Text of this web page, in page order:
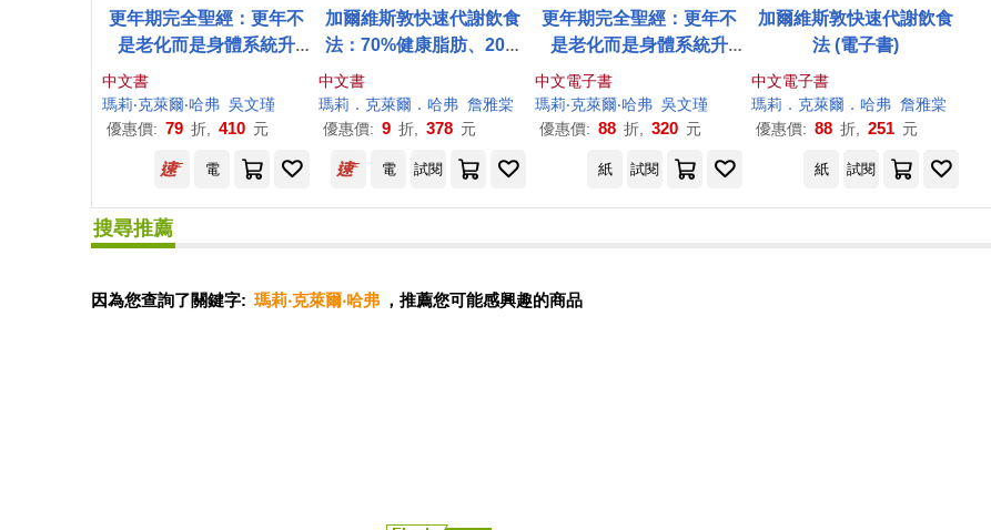
更年期完全聖經：更年不
是老化而是身體系統升
級，從前期到後期都能接
住妳的身心照護指南
中文書
瑪莉‧克萊爾‧哈弗 吳文瑾
優惠價: 79 折, 410 元
加爾維斯敦快速代謝飲食
法：70%健康脂肪、20%
蛋白質，搭配10%碳水化
合物，萬人驗證成功，縮
小腹、抗發炎、不復胖。
中文書
瑪莉 ． 克萊爾 ．哈弗 詹雅棠
優惠價: 9 折, 378 元
更年期完全聖經：更年不
是老化而是身體系統升
級，從前期到後期都能接
住妳的身心照護指南 (電子
書)
中文電子書
瑪莉‧克萊爾‧哈弗 吳文瑾
優惠價: 88 折, 320 元
加爾維斯敦快速代謝飲食
法 (電子書)
中文電子書
瑪莉 ． 克萊爾 ．哈弗 詹雅棠
優惠價: 88 折, 251 元
電 電 試閱 紙 試閱 紙 試閱
搜尋推薦
因為您查詢了關鍵字: 瑪莉‧克萊爾‧哈弗 ，推薦您可能感興趣的商品